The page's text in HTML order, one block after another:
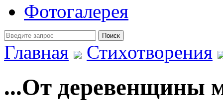
Фотогалерея
Главная
Стихотворения
...От деревенщины